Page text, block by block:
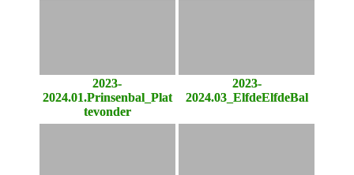
2023-
2024.01.Prinsenbal_Plat
tevonder
2023-
2024.03_ElfdeElfdeBal